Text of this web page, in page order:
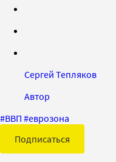
Сергей Тепляков
Автор
#ВВП #еврозона
Подписаться